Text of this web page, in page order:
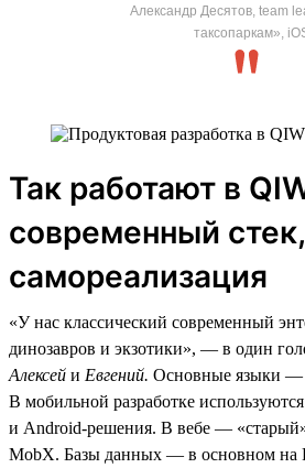
Александр Десятов, team
таксопаркам»,
Так работают в
современный
самореализация
«У нас классический современный
динозавров и экзотики», — в один
Алексей и Евгений. Основные языки —
В мобильной разработке
и Android-решения. В вебе —
MobX. Базы данных — в основном на